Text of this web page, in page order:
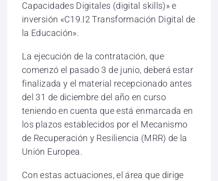
Capacidades Digitales (digital skills)» e
inversión «C19.I2 Transformación Digital de
la Educación».
La ejecución de la contratación, que
comenzó el pasado 3 de junio, deberá estar
finalizada y el material recepcionado antes
del 31 de diciembre del año en curso
teniendo en cuenta que está enmarcada en
los plazos establecidos por el Mecanismo
de Recuperación y Resiliencia (MRR) de la
Unión Europea.
Con estas actuaciones, el área que dirige